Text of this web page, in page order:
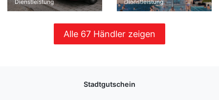
Dienstleistung Dienstleistung
Alle 67 Händler zeigen
Stadtgutschein